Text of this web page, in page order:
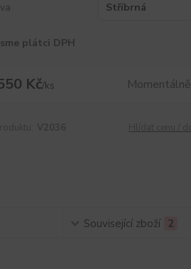
plátci DPH
Kč/ks
Související zboží 2